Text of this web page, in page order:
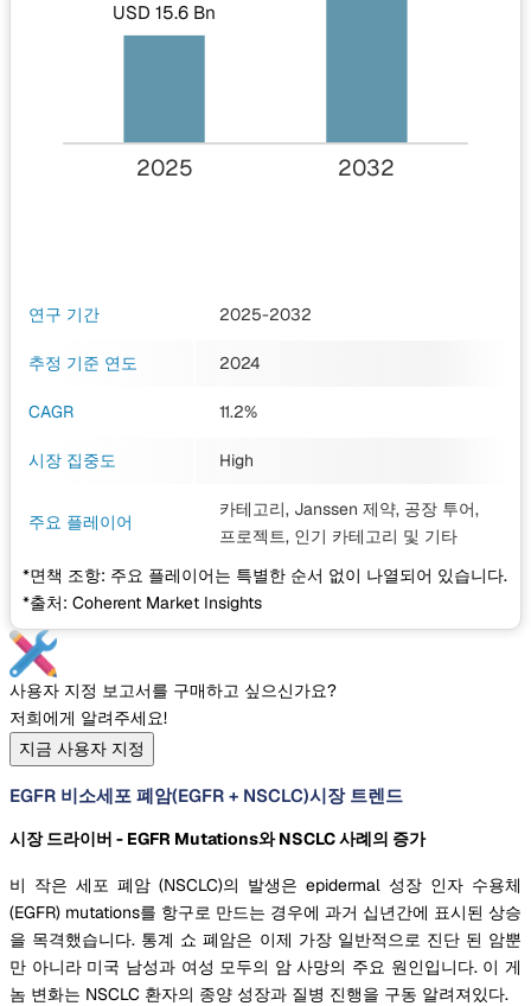
USD 15.6 Bn
2025 2032
연구 기간 2025-2032
추정 기준 연도 2024
CAGR 11.2%
시장 집중도 High
주요 플레이어
카테고리, Janssen 제약, 공장 투어,
프로젝트, 인기 카테고리 및 기타
*면책 조항: 주요 플레이어는 특별한 순서 없이 나열되어 있습니다.
*출처: Coherent Market Insights
사용자 지정 보고서를 구매하고 싶으신가요?
저희에게 알려주세요!
지금 사용자 지정
EGFR 비소세포 폐암(EGFR + NSCLC)시장 트렌드
시장 드라이버 - EGFR Mutations와 NSCLC 사례의 증가
비 작은 세포 폐암 (NSCLC)의 발생은 epidermal 성장 인자 수용체
(EGFR) mutations를 항구로 만드는 경우에 과거 십년간에 표시된 상승
을 목격했습니다. 통계 쇼 폐암은 이제 가장 일반적으로 진단 된 암뿐
만 아니라 미국 남성과 여성 모두의 암 사망의 주요 원인입니다. 이 게
놈 변화는 NSCLC 환자의 종양 성장과 질병 진행을 구동 알려져있다.